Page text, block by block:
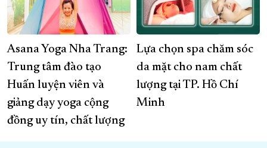
Asana Yoga Nha Trang:
Trung tâm đào tạo
Huấn luyện viên và
giảng dạy yoga cộng
đồng uy tín, chất lượng
Lựa chọn spa chăm sóc
da mặt cho nam chất
lượng tại TP. Hồ Chí
Minh